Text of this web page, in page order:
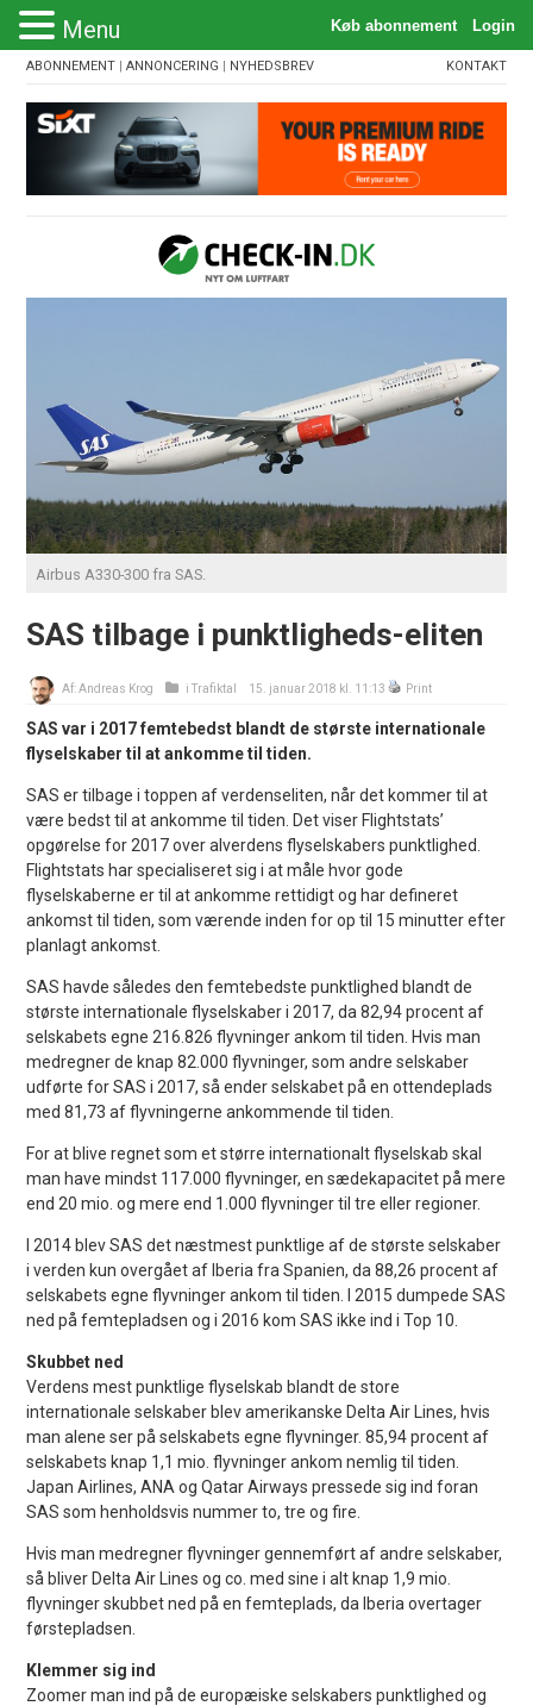
ABONNEMENT |ANNONCERING | NYHEDSBREV KONTAKT
Airbus A330-300 fra SAS.
SAS tilbage i punktligheds-eliten
Af:Andreas Krog iTrafiktal 15. januar 2018 kl. 11:13 Print
SAS var i 2017 femtebedst blandt de største internationale
flyselskaber til at ankomme til tiden.
SAS er tilbage i toppen af verdenseliten, når det kommer til at
være bedst til at ankomme til tiden. Det viser Flightstats’
opgørelse for 2017 over alverdens flyselskabers punktlighed.
Flightstats har specialiseret sig i at måle hvor gode
flyselskaberne er til at ankomme rettidigt og har defineret
ankomst til tiden, som værende inden for op til 15 minutter efter
planlagt ankomst.
SAS havde således den femtebedste punktlighed blandt de
største internationale flyselskaber i 2017, da 82,94 procent af
selskabets egne 216.826 flyvninger ankom til tiden. Hvis man
medregner de knap 82.000 flyvninger, som andre selskaber
udførte for SAS i 2017, så ender selskabet på en ottendeplads
med 81,73 af flyvningerne ankommende til tiden.
For at blive regnet som et større internationalt flyselskab skal
man have mindst 117.000 flyvninger, en sædekapacitet på mere
end 20 mio. og mere end 1.000 flyvninger til tre eller regioner.
I 2014 blev SAS det næstmest punktlige af de største selskaber
i verden kun overgået af Iberia fra Spanien, da 88,26 procent af
selskabets egne flyvninger ankom til tiden. I 2015 dumpede SAS
ned på femtepladsen og i 2016 kom SAS ikke ind i Top 10.
Skubbet ned
Verdens mest punktlige flyselskab blandt de store
internationale selskaber blev amerikanske Delta Air Lines, hvis
man alene ser på selskabets egne flyvninger. 85,94 procent af
selskabets knap 1,1 mio. flyvninger ankom nemlig til tiden.
Japan Airlines, ANA og Qatar Airways pressede sig ind foran
SAS som henholdsvis nummer to, tre og fire.
Hvis man medregner flyvninger gennemført af andre selskaber,
så bliver Delta Air Lines og co. med sine i alt knap 1,9 mio.
flyvninger skubbet ned på en femteplads, da Iberia overtager
førstepladsen.
Klemmer sig ind
Zoomer man ind på de europæiske selskabers punktlighed og
Menu